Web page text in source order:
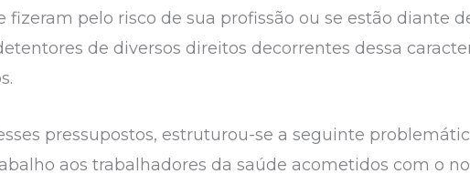
fizeram pelo risco de sua profissão ou se estão diante
de diversos direitos decorrentes dessa
pressupostos, estruturou-se a seguinte
aos trabalhadores da saúde acometidos com o